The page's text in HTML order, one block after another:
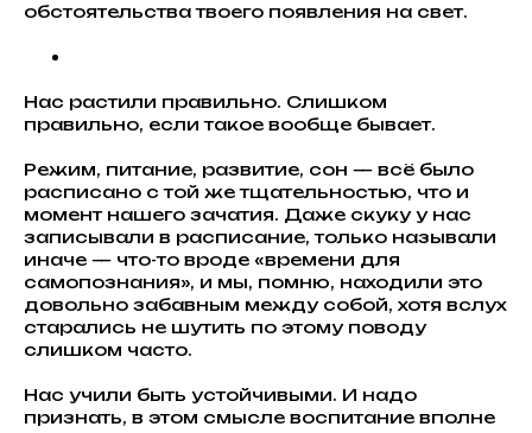
обстоятельства твоего появления на свет.
Нас растили правильно. Слишком
правильно, если такое вообще бывает.
Режим, питание, развитие, сон — всё было
расписано с той же тщательностью, что и
момент нашего зачатия. Даже скуку у нас
записывали в расписание, только называли
иначе — что-то вроде «времени для
самопознания», и мы, помню, находили это
довольно забавным между собой, хотя вслух
старались не шутить по этому поводу
слишком часто.
Нас учили быть устойчивыми. И надо
признать, в этом смысле воспитание вполне